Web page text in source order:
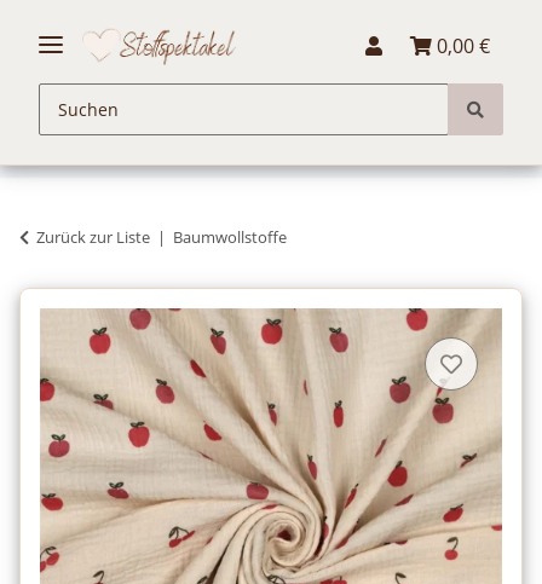
0,00 €
Zurück zur Liste Baumwollstoffe